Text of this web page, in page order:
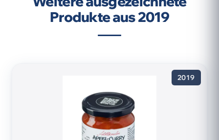
Produkte aus 2019
2019